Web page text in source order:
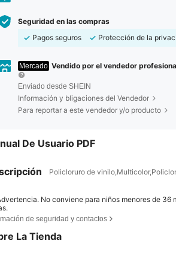
Seguridad en las compras
Pagos seguros
Protección de la
Mercado Vendido por el vendedor
Enviado desde SHEIN
Información y bligaciones del Vendedor
Para reportar a este vendedor y/o producto
De Usuario PDF
Policloruro de
No conviene para niños menores de 36
de seguridad y contactos
La Tienda